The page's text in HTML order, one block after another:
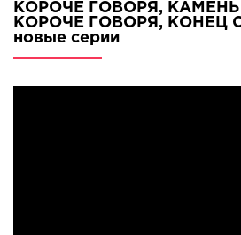
КОРОЧЕ ГОВОРЯ,
КОРОЧЕ ГОВОРЯ, КОНЕЦ
новые серии